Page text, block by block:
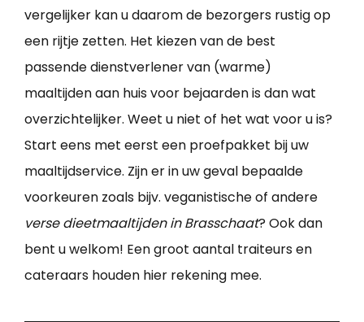
vergelijker kan u daarom de bezorgers rustig op
een rijtje zetten. Het kiezen van de best
passende dienstverlener van (warme)
maaltijden aan huis voor bejaarden is dan wat
overzichtelijker. Weet u niet of het wat voor u is?
Start eens met eerst een proefpakket bij uw
maaltijdservice. Zijn er in uw geval bepaalde
voorkeuren zoals bijv. veganistische of andere
verse dieetmaaltijden in Brasschaat? Ook dan
bent u welkom! Een groot aantal traiteurs en
cateraars houden hier rekening mee.